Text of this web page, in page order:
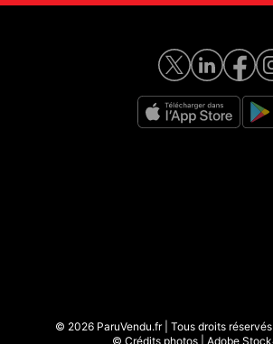
© 2026 ParuVendu.fr | Tous droits réservés
© Crédits photos | Adobe Stock